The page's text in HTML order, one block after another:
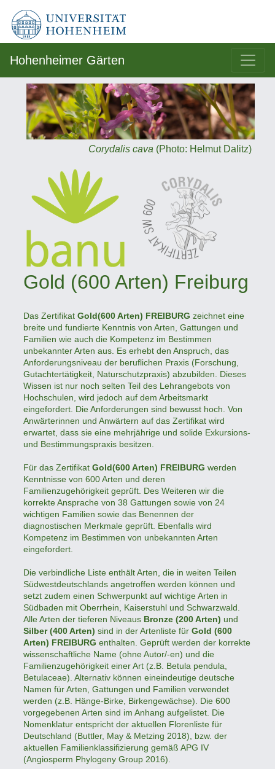
Hohenheimer Gärten
Corydalis cava (Photo: Helmut Dalitz)
Gold (600 Arten) Freiburg
Das Zertifikat Gold(600 Arten) FREIBURG zeichnet eine
breite und fundierte Kenntnis von Arten, Gattungen und
Familien wie auch die Kompetenz im Bestimmen
unbekannter Arten aus. Es erhebt den Anspruch, das
Anforderungsniveau der beruflichen Praxis (Forschung,
Gutachtertätigkeit, Naturschutzpraxis) abzubilden. Dieses
Wissen ist nur noch selten Teil des Lehrangebots von
Hochschulen, wird jedoch auf dem Arbeitsmarkt
eingefordert. Die Anforderungen sind bewusst hoch. Von
Anwärterinnen und Anwärtern auf das Zertifikat wird
erwartet, dass sie eine mehrjährige und solide Exkursions-
und Bestimmungspraxis besitzen.
Für das Zertifikat Gold(600 Arten) FREIBURG werden
Kenntnisse von 600 Arten und deren
Familienzugehörigkeit geprüft. Des Weiteren wir die
korrekte Ansprache von 38 Gattungen sowie von 24
wichtigen Familien sowie das Benennen der
diagnostischen Merkmale geprüft. Ebenfalls wird
Kompetenz im Bestimmen von unbekannten Arten
eingefordert.
Die verbindliche Liste enthält Arten, die in weiten Teilen
Südwestdeutschlands angetroffen werden können und
setzt zudem einen Schwerpunkt auf wichtige Arten in
Südbaden mit Oberrhein, Kaiserstuhl und Schwarzwald.
Alle Arten der tieferen Niveaus Bronze (200 Arten) und
Silber (400 Arten) sind in der Artenliste für Gold (600
Arten) FREIBURG enthalten. Geprüft werden der korrekte
wissenschaftliche Name (ohne Autor/-en) und die
Familienzugehörigkeit einer Art (z.B. Betula pendula,
Betulaceae). Alternativ können eineindeutige deutsche
Namen für Arten, Gattungen und Familien verwendet
werden (z.B. Hänge-Birke, Birkengewächse). Die 600
vorgegebenen Arten sind im Anhang aufgelistet. Die
Nomenklatur entspricht der aktuellen Florenliste für
Deutschland (Buttler, May & Metzing 2018), bzw. der
aktuellen Familienklassifizierung gemäß APG IV
(Angiosperm Phylogeny Group 2016).